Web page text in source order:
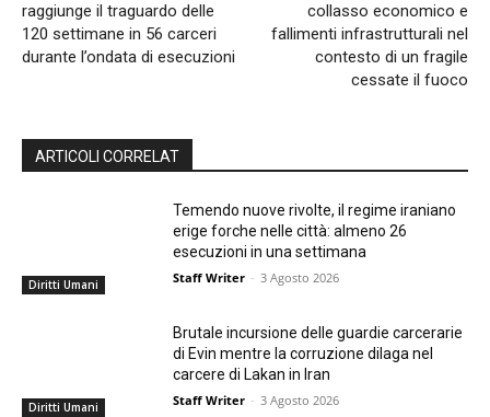
raggiunge il traguardo delle
120 settimane in 56 carceri
durante l’ondata di esecuzioni
collasso economico e
fallimenti infrastrutturali nel
contesto di un fragile
cessate il fuoco
ARTICOLI CORRELAT
Diritti Umani
Temendo nuove rivolte, il regime iraniano
erige forche nelle città: almeno 26
esecuzioni in una settimana
Staff Writer - 3 Agosto 2026
Diritti Umani
Brutale incursione delle guardie carcerarie
di Evin mentre la corruzione dilaga nel
carcere di Lakan in Iran
Staff Writer - 3 Agosto 2026